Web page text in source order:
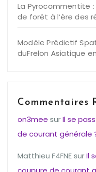
La Pyrocommentite
de forêt à l’ère des
Modèle Prédictif
duFrelon Asiatique
Commentaires
on3mee surIl se
de courant générale
Matthieu F4FNEsurIl